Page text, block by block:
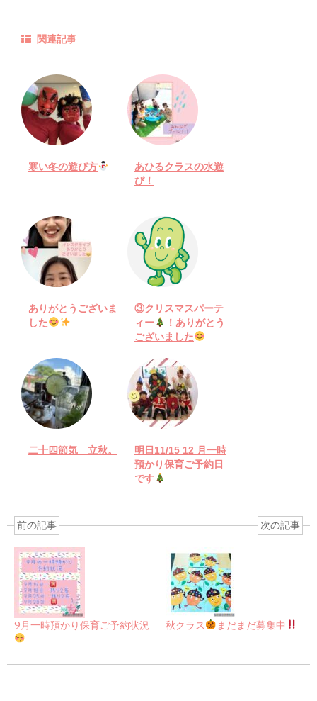
関連記事
寒い冬の遊び方
あひるクラスの水遊
び！
ありがとうございま
した
③クリスマスパーテ
ィー
！ありがとう
ございました
二十四節気 立秋。
明日11/15 12 月一時
預かり保育ご予約日
です
前の記事
9月一時預かり保育ご予約状況
次の記事
秋クラス まだまだ募集中